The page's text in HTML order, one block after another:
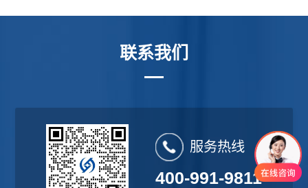
联系我们
服务热线
400-991-9811